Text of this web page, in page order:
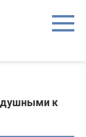
к